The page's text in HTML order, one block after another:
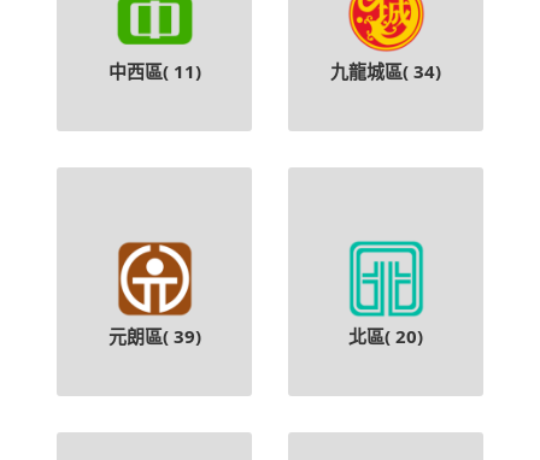
中西區( 11) 九龍城區( 34)
元朗區( 39) 北區( 20)